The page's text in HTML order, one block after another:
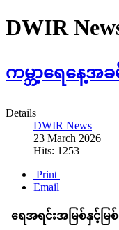
DWIR
ကမ္ဘာ့ရေနေ့အခ
Details
DWIR News
23 March 2026
Hits: 1253
Print
Email
ရေအရင်းအမြစ်နှင့်မြစ်